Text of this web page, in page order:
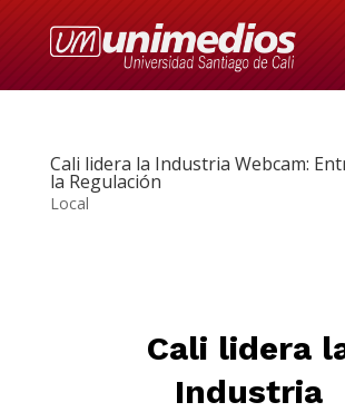
Cali lidera la Industria Webcam:
la Regulación
Local
Cali lidera
Industria